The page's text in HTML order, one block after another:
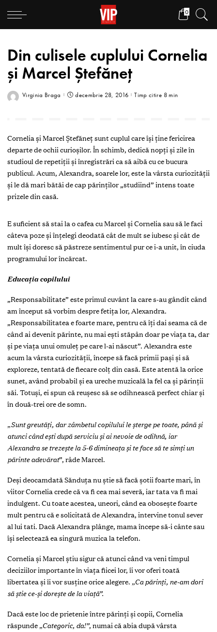
0
Din culisele cuplului Cornelia
și Marcel Ștefăneț
Virginia Braga decembrie 28, 2016 Timp citire 8 min
Cornelia și Marcel Ștefăneț sunt cuplul care își ține fericirea
departe de ochii curioșilor. În schimb, dedică nopți și zile în
studioul de repetiții și înregistrări ca să aibă cu ce bucura
publicul. Acum, Alexandra, soarele lor, este la vârsta curiozității
și le dă mari bătăi de cap părinților „studiind” intens toate
prizele din casă.
E suficient să stai la o cafea cu Marcel și Cornelia sau să le faci
câteva poze și înțelegi deodată cât de mult se iubesc și cât de
mult își doresc să păstreze sentimentul pur ce i-a unit, în ciuda
programului lor încărcat.
Educaţia copilului
„Responsabilitate” este primul cuvânt la care s-au gândit când
am început să vorbim despre fetița lor, Alexandra.
„Responsabilitatea e foarte mare, pentru că îți dai seama că de
când ai devenit părinte, nu mai ești stăpân doar pe viața ta, dar
și pe viața unui omuleț pe care l-ai născut”. Alexandra este
acum la vârsta curiozității, începe să facă primii pași și să
exploreze, tentată de fiecare colț din casă. Este atentă la orice
sunet, având probabil și ea ureche muzicală la fel ca și părinții
săi. Totuși, ei spun că reușesc să se odihnească perfect chiar și
în două-trei ore de somn.
„Sunt greutăți, dar zâmbetul copilului le șterge pe toate, până și
atunci când ești după serviciu și ai nevoie de odihnă, iar
Alexandra se trezește la 5-6 dimineața și te face să te simți un
părinte adevărat”, râde Marcel.
Deși deocamdată Sănduța nu știe să facă șotii foarte mari, în
viitor Cornelia crede că va fi cea mai severă, iar tata va fi mai
indulgent. Cu toate acestea, uneori, când ea obosește foarte
mult pentru că e solicitată de Alexandra, intervine tonul sever
al lui tati. Dacă Alexandra plânge, mama începe să-i cânte sau
își selectează ea singură muzica la telefon.
Cornelia și Marcel știu sigur că atunci când va veni timpul
deciziilor importante în viața fiicei lor, îi vor oferi toată
libertatea și îi vor susține orice alegere. „Ca părinți, ne-am dori
să știe ce-și dorește de la viață”.
Dacă este loc de prietenie între părinți și copii, Cornelia
răspunde „Categoric, da!”, numai că abia după vârsta